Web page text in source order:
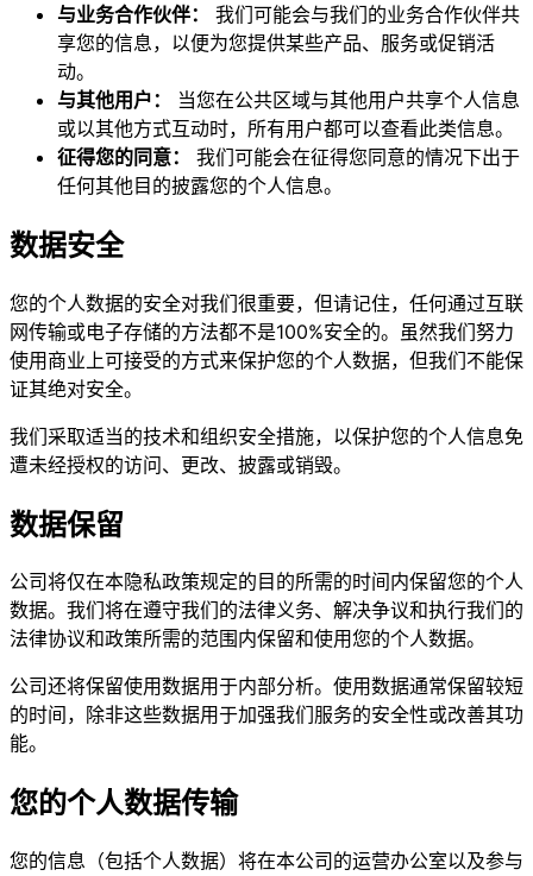
与业务合作伙伴：
我们可能会与我们的业务合作伙伴共
享您的信息，以便为您提供某些产品、服务或促销活
动。
与其他用户：
当您在公共区域与其他用户共享个人信息
或以其他方式互动时，所有用户都可以查看此类信息。
征得您的同意：
我们可能会在征得您同意的情况下出于
任何其他目的披露您的个人信息。
数据安全
您的个人数据的安全对我们很重要，但请记住，任何通过互联
网传输或电子存储的方法都不是100%安全的。虽然我们努力
使用商业上可接受的方式来保护您的个人数据，但我们不能保
证其绝对安全。
我们采取适当的技术和组织安全措施，以保护您的个人信息免
遭未经授权的访问、更改、披露或销毁。
数据保留
公司将仅在本隐私政策规定的目的所需的时间内保留您的个人
数据。我们将在遵守我们的法律义务、解决争议和执行我们的
法律协议和政策所需的范围内保留和使用您的个人数据。
公司还将保留使用数据用于内部分析。使用数据通常保留较短
的时间，除非这些数据用于加强我们服务的安全性或改善其功
能。
您的个人数据传输
您的信息（包括个人数据）将在本公司的运营办公室以及参与